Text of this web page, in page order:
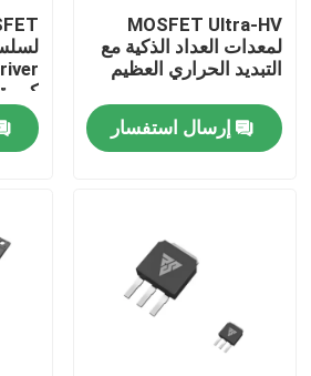
رقابة جودة
اتصل بنا
أخبار
موسفيت عالي الطاقة
MOSFET Ultra-HV
لمعدات العداد الذكية مع
التبديد الحراري العظيم
إرسال استفسار
كبيرة